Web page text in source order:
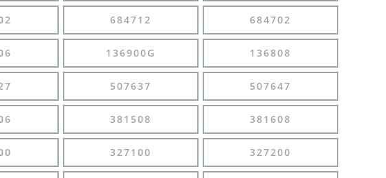
684712 684702
136900G 136808
507637 507647
381508 381608
327100 327200